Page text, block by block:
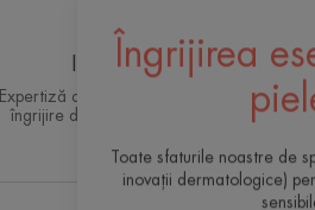
Îngrijirea
Toate sfaturile noastre de
inovații dermatologice)
Inovație de ultimă oră
Expertiză dermato-cosmetică exclusivă
îngrijire de calitate, eficientă și sigură a